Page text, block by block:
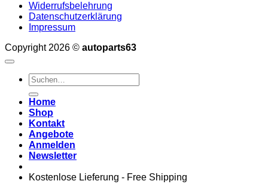
Widerrufsbelehrung
Datenschutzerklärung
Impressum
Copyright 2026 © autoparts63
Suchen
nach:
Home
Shop
Kontakt
Angebote
Anmelden
Newsletter
Kostenlose Lieferung - Free Shipping